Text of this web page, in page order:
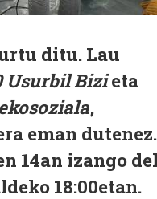
ditu. Lau
Usurbil Bizieta
,
eman dutenez.
14an izango
18:00etan.